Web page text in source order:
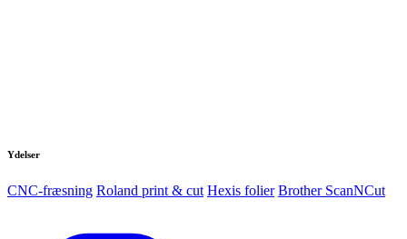
Ydelser
CNC-fræsning Roland print & cut Hexis folier Brother ScanNCut